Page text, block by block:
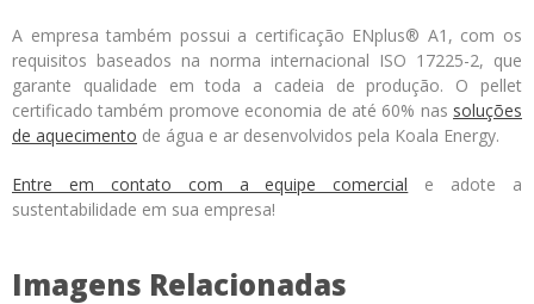
A empresa também possui a certificação ENplus® A1, com os
requisitos baseados na norma internacional ISO 17225-2, que
garante qualidade em toda a cadeia de produção. O pellet
certificado também promove economia de até 60% nas soluções
de aquecimento de água e ar desenvolvidos pela Koala Energy.
Entre em contato com a equipe comercial e adote a
sustentabilidade em sua empresa!
Imagens Relacionadas